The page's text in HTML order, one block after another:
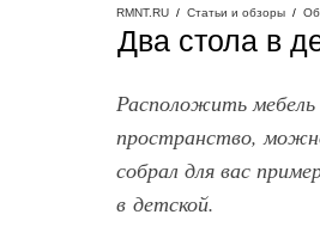
RMNT.RU / Статьи и обзоры /
Два стола в
Расположить
пространство,
собрал для вас
в детской.